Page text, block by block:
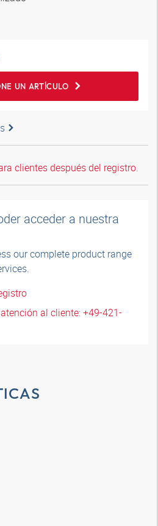
UN ARTÍCULO
clientes después del registro.
acceder a nuestra
our complete product range
al cliente: +49-421-